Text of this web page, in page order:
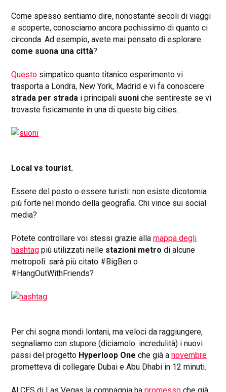
Come spesso sentiamo dire, nonostante secoli di viaggi
e scoperte, conosciamo ancora pochissimo di quanto ci
circonda. Ad esempio, avete mai pensato di esplorare
come suona una città?
Questo simpatico quanto titanico esperimento vi
trasporta a Londra, New York, Madrid e vi fa conoscere
strada per strada i principali suoni che sentireste se vi
trovaste fisicamente in una di queste big cities.
Local vs tourist.
Essere del posto o essere turisti: non esiste dicotomia
più forte nel mondo della geografia. Chi vince sui social
media?
Potete controllare voi stessi grazie allamappa degli
hashtag più utilizzati nelle stazioni metro di alcune
metropoli: sarà più citato #BigBen o
#HangOutWithFriends?
Per chi sogna mondi lontani, ma veloci da raggiungere,
segnaliamo con stupore (diciamolo: incredulità) i nuovi
passi del progetto Hyperloop One che già anovembre
prometteva di collegare Dubai e Abu Dhabi in 12 minuti.